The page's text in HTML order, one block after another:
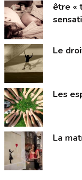
être «
Le
Les
La